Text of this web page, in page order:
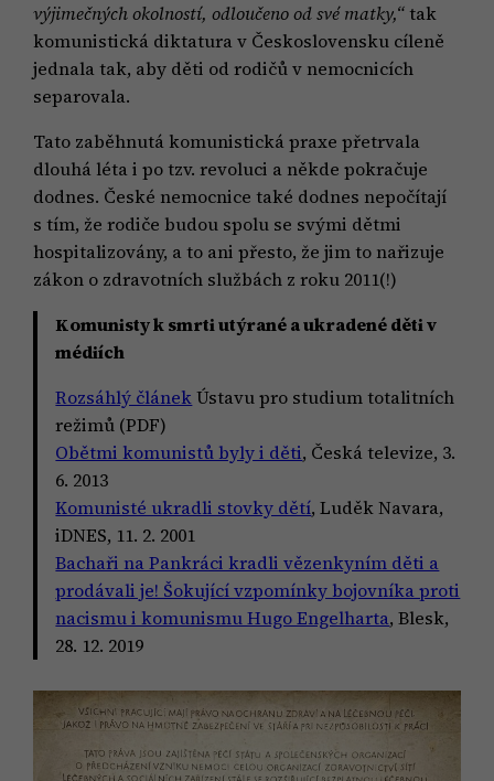
výjimečných okolností, odloučeno od své matky,“tak
komunistická diktatura v Československu cíleně
jednala tak, aby děti od rodičů v nemocnicích
separovala.
Tato zaběhnutá komunistická praxe přetrvala
dlouhá léta i po tzv. revoluci a někde pokračuje
dodnes. České nemocnice také dodnes nepočítají
s tím, že rodiče budou spolu se svými dětmi
hospitalizovány, a to ani přesto, že jim to nařizuje
zákon o zdravotních službách z roku 2011(!)
Komunisty k smrti utýrané a ukradené děti v
médiích
Rozsáhlý článekÚstavu pro studium totalitních
režimů (PDF)
Obětmi komunistů byly i děti, Česká televize, 3.
6. 2013
Komunisté ukradli stovky dětí, Luděk Navara,
iDNES, 11. 2. 2001
Bachaři na Pankráci kradli vězenkyním děti a
prodávali je! Šokující vzpomínky bojovníka proti
nacismu i komunismu Hugo Engelharta, Blesk,
28. 12. 2019